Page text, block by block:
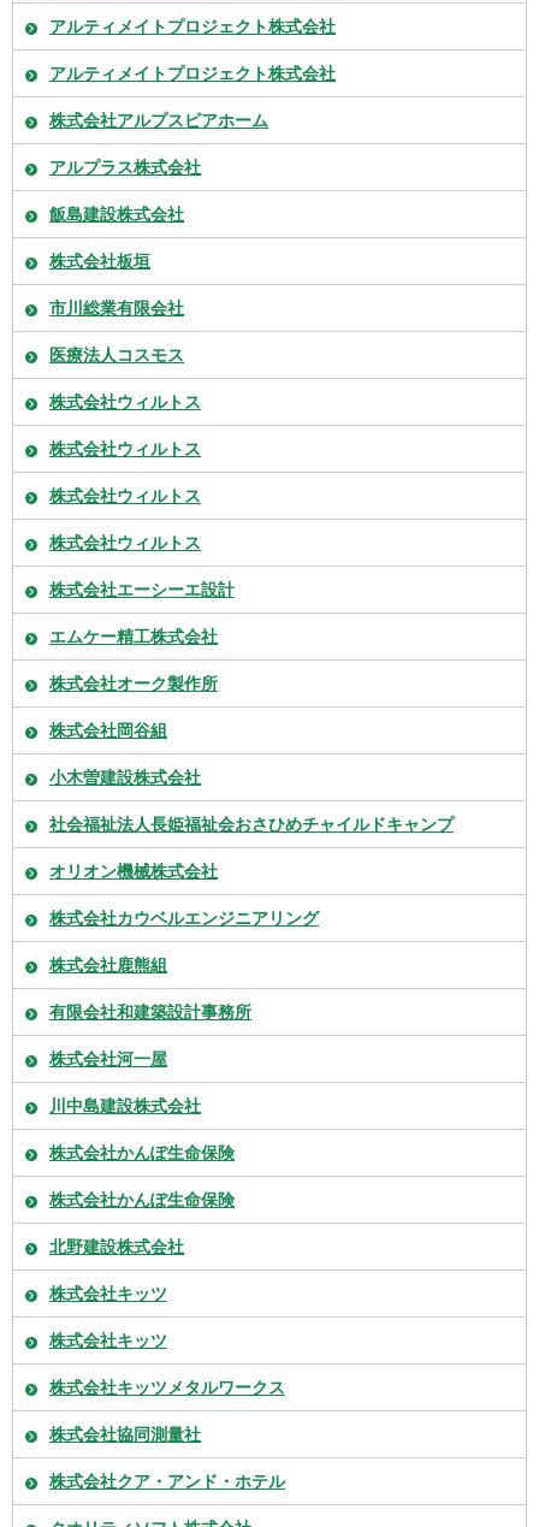
アルティメイトプロジェクト株式会社
アルティメイトプロジェクト株式会社
株式会社アルプスピアホーム
アルプラス株式会社
飯島建設株式会社
株式会社板垣
市川総業有限会社
医療法人コスモス
株式会社ウィルトス
株式会社ウィルトス
株式会社ウィルトス
株式会社ウィルトス
株式会社エーシーエ設計
エムケー精工株式会社
株式会社オーク製作所
株式会社岡谷組
小木曽建設株式会社
社会福祉法人長姫福祉会おさひめチャイルドキャンプ
オリオン機械株式会社
株式会社カウベルエンジニアリング
株式会社鹿熊組
有限会社和建築設計事務所
株式会社河一屋
川中島建設株式会社
株式会社かんぽ生命保険
株式会社かんぽ生命保険
北野建設株式会社
株式会社キッツ
株式会社キッツ
株式会社キッツメタルワークス
株式会社協同測量社
株式会社クア・アンド・ホテル